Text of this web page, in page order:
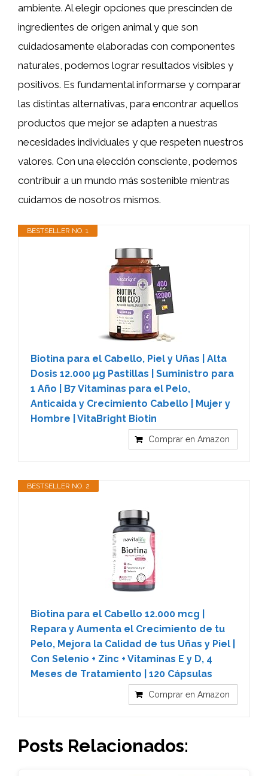
ambiente. Al elegir opciones que prescinden de
ingredientes de origen animal y que son
cuidadosamente elaboradas con componentes
naturales, podemos lograr resultados visibles y
positivos. Es fundamental informarse y comparar
las distintas alternativas, para encontrar aquellos
productos que mejor se adapten a nuestras
necesidades individuales y que respeten nuestros
valores. Con una elección consciente, podemos
contribuir a un mundo más sostenible mientras
cuidamos de nosotros mismos.
BESTSELLER NO. 1
Biotina para el Cabello, Piel y Uñas | Alta
Dosis 12.000 µg Pastillas | Suministro para
1 Año | B7 Vitaminas para el Pelo,
Anticaida y Crecimiento Cabello | Mujer y
Hombre | VitaBright Biotin
Comprar en Amazon
BESTSELLER NO. 2
Biotina para el Cabello 12.000 mcg |
Repara y Aumenta el Crecimiento de tu
Pelo, Mejora la Calidad de tus Uñas y Piel |
Con Selenio + Zinc + Vitaminas E y D, 4
Meses de Tratamiento | 120 Cápsulas
Comprar en Amazon
Posts Relacionados: